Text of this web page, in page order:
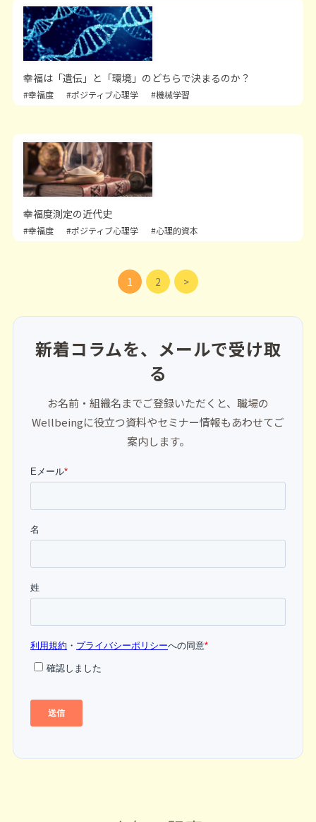
幸福は「遺伝」と「環境」のどちらで決まるのか？
#幸福度 #ポジティブ心理学 #機械学習
幸福度測定の近代史
#幸福度 #ポジティブ心理学 #心理的資本
1 2
新着コラムを、メールで受け取
る
お名前・組織名までご登録いただくと、職場の
Wellbeingに役立つ資料やセミナー情報もあわせてご
案内します。